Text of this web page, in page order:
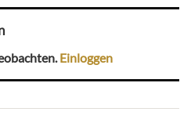
Einloggen